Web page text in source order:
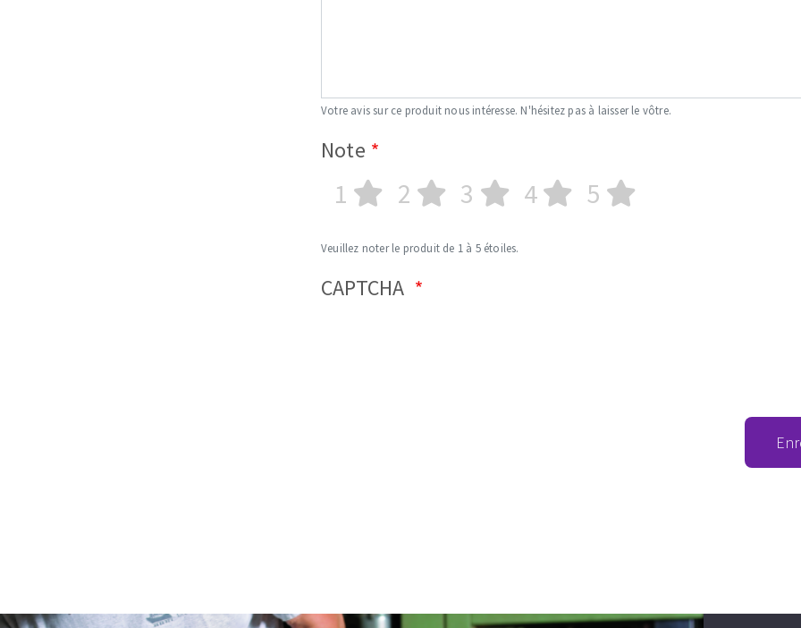
Votre avis sur ce produit nous intéresse. N'hésitez pas à laisser le vôtre.
Note
1 2 3 4 5
Veuillez noter le produit de 1 à 5 étoiles.
CAPTCHA